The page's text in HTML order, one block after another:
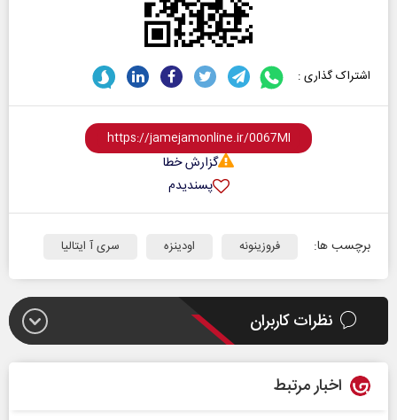
اشتراک گذاری :
گزارش خطا
پسندیدم
برچسب ها: فروزینونه اودینزه سری آ ایتالیا
نظرات کاربران
اخبار مرتبط